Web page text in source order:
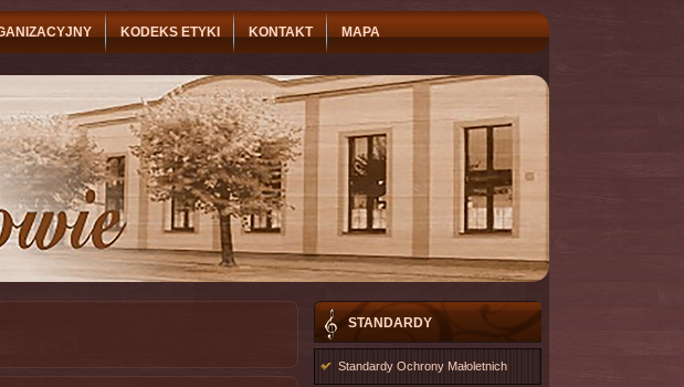
KODEKS ETYKI KONTAKT MAPA
STANDARDY
Standardy Ochrony Małoletnich